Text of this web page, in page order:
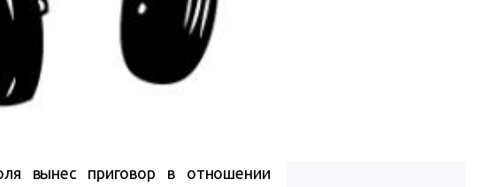
вынес приговор в отношении